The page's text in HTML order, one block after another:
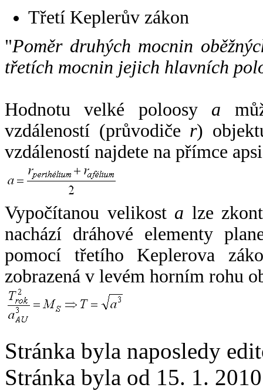
Třetí Keplerův zákon
"Poměr druhých mocnin
třetích mocnin jejich hlavních
Hodnotu velké poloosy a
vzdáleností (průvodiče r)
vzdáleností najdete na přímce
Vypočítanou velikost a lze
nachází dráhové elementy
pomocí třetího Keplerova
zobrazená v levém horním rohu
Stránka byla naposledy
Stránka byla od 15. 1.